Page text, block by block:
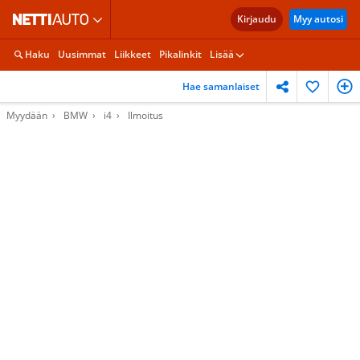
Kirjaudu Myy autosi
Haku Uusimmat Liikkeet Pikalinkit Lisää
Hae samanlaiset
Myydään BMW i4 Ilmoitus